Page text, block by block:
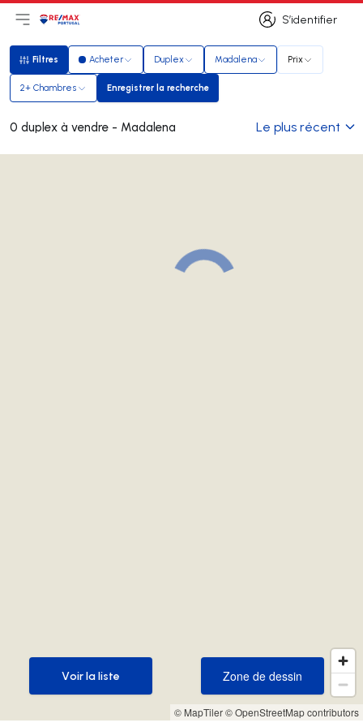
S’identifier
S’identifier
Ouvrir le menu principal
LogoAller à la page d’accueil
Filtres
Filtres Acheter Duplex Madalena Prix
2+ Chambres Enregistrer la recherche
Enregistrer la recherche
0 duplex à vendre - Madalena Le plus récent
© MapTiler© OpenStreetMap contributors
Zone de dessin
Zone de dessin
Voir la liste
Voir la liste